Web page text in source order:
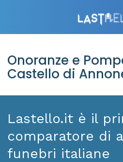
Onoranze e
Castello di
Lastello.it è il
comparatore di
funebri italiane